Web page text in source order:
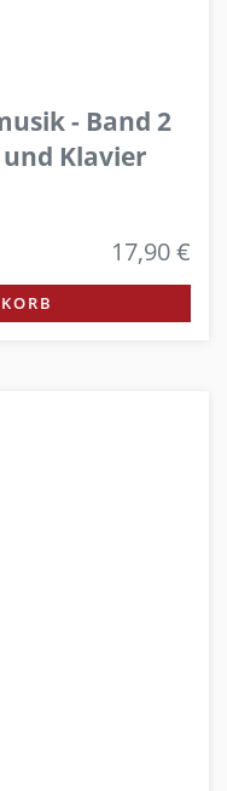
- Band 2
Klavier
17,90 €